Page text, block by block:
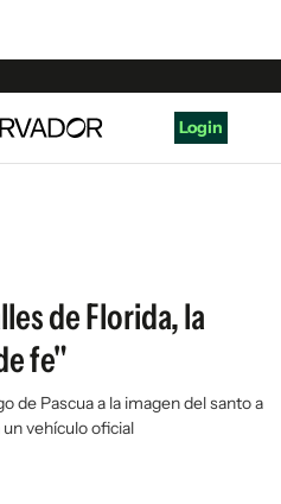
Login
de Florida, la
fe"
de Pascua a la imagen del santo a
vehículo oficial